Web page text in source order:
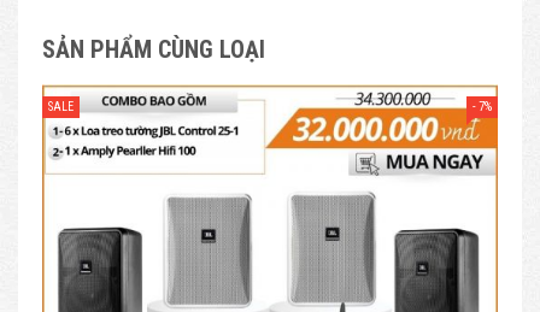
SẢN PHẨM CÙNG LOẠI
SALE - 7%